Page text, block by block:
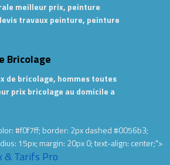
meilleur prix, peinture
travaux peinture, peinture
Bricolage
de bricolage, hommes toutes
prix bricolage au domicile a
#f0f7ff; border: 2px dashed #0056b3;
15px; margin: 20px 0; text-align: center;">
& Tarifs Pro